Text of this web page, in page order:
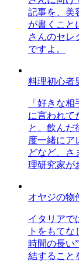
記事を、美
が書くこと
さんのセレ
ですよ。
料理初心者
「好きな
に言われて
と。飲んだ
度一緒にア
どなど、さ
理研究家が
オヤジの物
イタリアで
トをもて
時間の長い
結すること